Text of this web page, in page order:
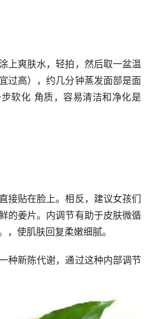
上爽肤水，轻拍，然后取一盆温
过高），约几分钟蒸发面部是面
软化 角质，容易清洁和净化是
接贴在脸上。相反，建议女孩们
的姜片。内调节有助于皮肤微循
，使肌肤回复柔嫩细腻。
种新陈代谢，通过这种内部调节